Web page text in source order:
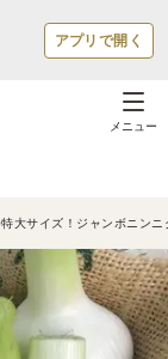
アプリで開く
メニュー
特大サイズ！ジャンボニン